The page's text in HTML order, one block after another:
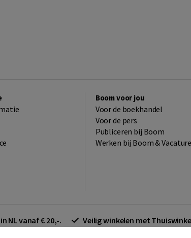
Boom voor jou
Voor de boekhandel
Voor de pers
Publiceren bij Boom
Werken bij Boom &
NL vanaf € 20,-. Veilig winkelen met